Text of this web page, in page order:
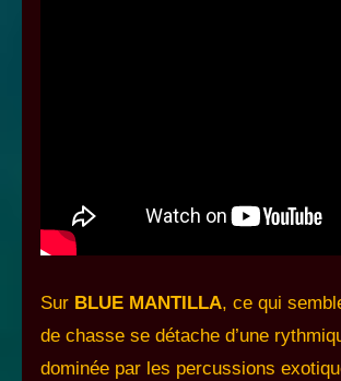
Sur BLUE MANTILLA, ce qui
de chasse se détache d’une
dominée par les percussions